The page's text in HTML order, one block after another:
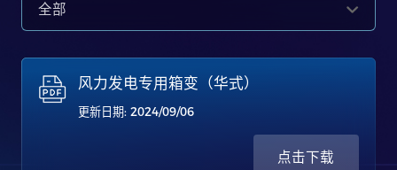
全部
风力发电专用箱变（华式）
更新日期: 2024/09/06
点击下载